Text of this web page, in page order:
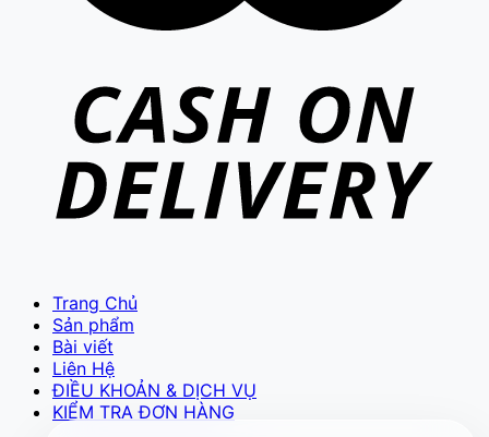
VC VIETCAM.VN
Đang trực tuyến
Báo giá Camera
Hỗ trợ kỹ thuật
Trang Chủ
Sản phẩm
Bài viết
Liên Hệ
ĐIỀU KHOẢN & DỊCH VỤ
KIỂM TRA ĐƠN HÀNG